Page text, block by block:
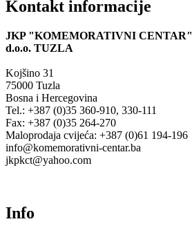
Kontakt informacije
JKP "KOMEMORATIVNI CENTAR"
d.o.o. TUZLA
Kojšino 31
75000 Tuzla
Bosna i Hercegovina
Tel.: +387 (0)35 360-910, 330-111
Fax: +387 (0)35 264-270
Maloprodaja cvijeća: +387 (0)61 194-196
info@komemorativni-centar.ba
jkpkct@yahoo.com
Info